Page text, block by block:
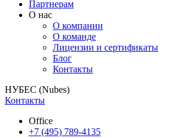
Партнерам
О нас
О компании
О команде
Лицензии и сертификаты
Блог
Контакты
НУБЕС (Nubes)
Контакты
Office
+7 (495) 789-4135